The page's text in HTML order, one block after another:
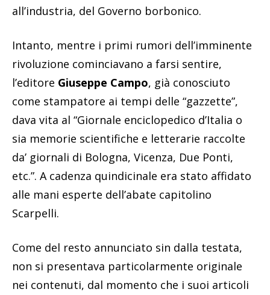
all’industria, del Governo borbonico.
Intanto, mentre i primi rumori dell’imminente
rivoluzione cominciavano a farsi sentire,
l’editore Giuseppe Campo, già conosciuto
come stampatore ai tempi delle “gazzette”,
dava vita al “Giornale enciclopedico d’Italia o
sia memorie scientifiche e letterarie raccolte
da’ giornali di Bologna, Vicenza, Due Ponti,
etc.”. A cadenza quindicinale era stato affidato
alle mani esperte dell’abate capitolino
Scarpelli.
Come del resto annunciato sin dalla testata,
non si presentava particolarmente originale
nei contenuti, dal momento che i suoi articoli